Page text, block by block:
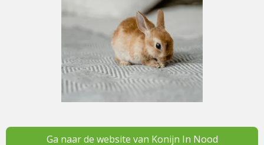
Ga naar de website van Konijn In Nood